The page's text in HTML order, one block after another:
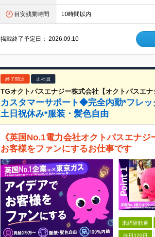
目安残業時間 10時間以内
掲載終了予定日：2026.09.10
終了間近 正社員
TGオクトパスエナジー株式会社【オクトパスエナ
カスタマーサポート◆完全内勤*フレ
土日祝休み*服装・髪色自由
《英国No.1電力会社オクトパスエナ
お客様をファンにするお仕事です
未経験歓迎
休日120日